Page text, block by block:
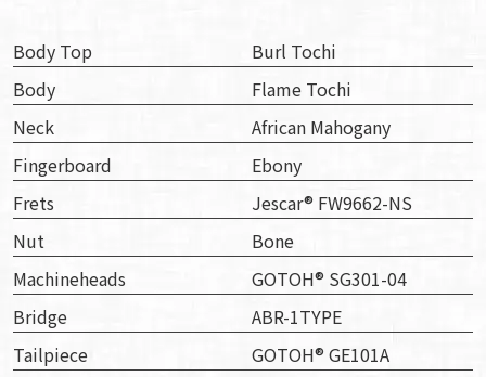
Body Top
Burl Tochi
Body
Flame Tochi
Neck
African Mahogany
Fingerboard
Ebony
Frets
Jescar® FW9662-NS
Nut
Bone
Machineheads
GOTOH® SG301-04
Bridge
ABR-1TYPE
Tailpiece
GOTOH® GE101A